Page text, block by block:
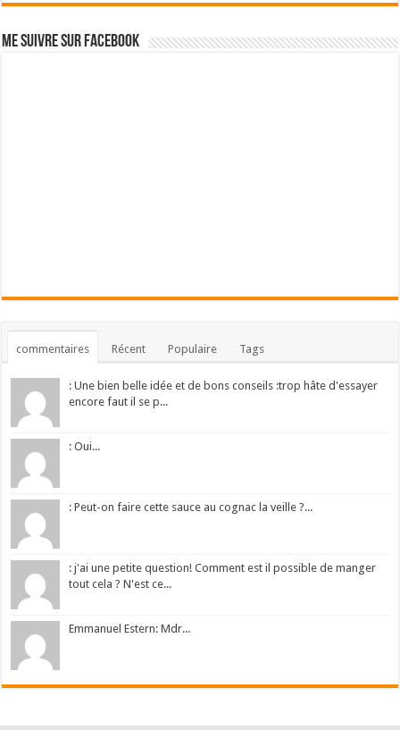
Me suivre sur Facebook
commentaires Récent Populaire Tags
: Une bien belle idée et de bons conseils :trop hâte d'essayer
encore faut il se p...
: Oui...
: Peut-on faire cette sauce au cognac la veille ?...
: j'ai une petite question! Comment est il possible de manger
tout cela ? N'est ce...
Emmanuel Estern: Mdr...